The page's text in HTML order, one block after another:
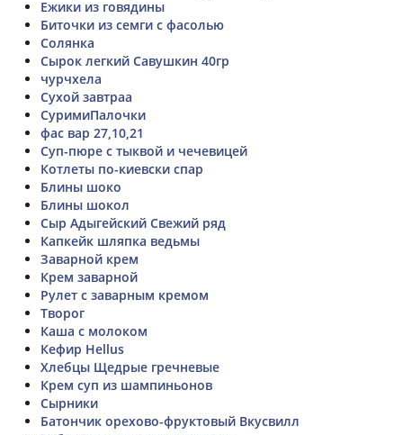
Ежики из говядины
Биточки из семги с фасолью
Солянка
Сырок легкий Савушкин 40гр
чурчхела
Сухой завтраа
СуримиПалочки
фас вар 27,10,21
Суп-пюре с тыквой и чечевицей
Котлеты по-киевски спар
Блины шоко
Блины шокол
Сыр Адыгейский Свежий ряд
Капкейк шляпка ведьмы
Заварной крем
Крем заварной
Рулет с заварным кремом
Творог
Каша с молоком
Кефир Hellus
Хлебцы Щедрые гречневые
Крем суп из шампиньонов
Сырники
Батончик орехово-фруктовый Вкусвилл